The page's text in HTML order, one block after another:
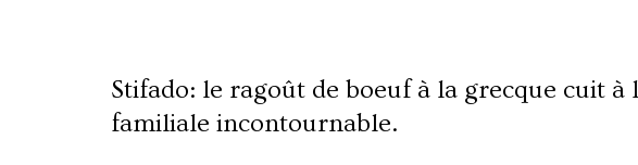
Stifado: le ragoût de boeuf à la grecque cuit à
familiale incontournable.